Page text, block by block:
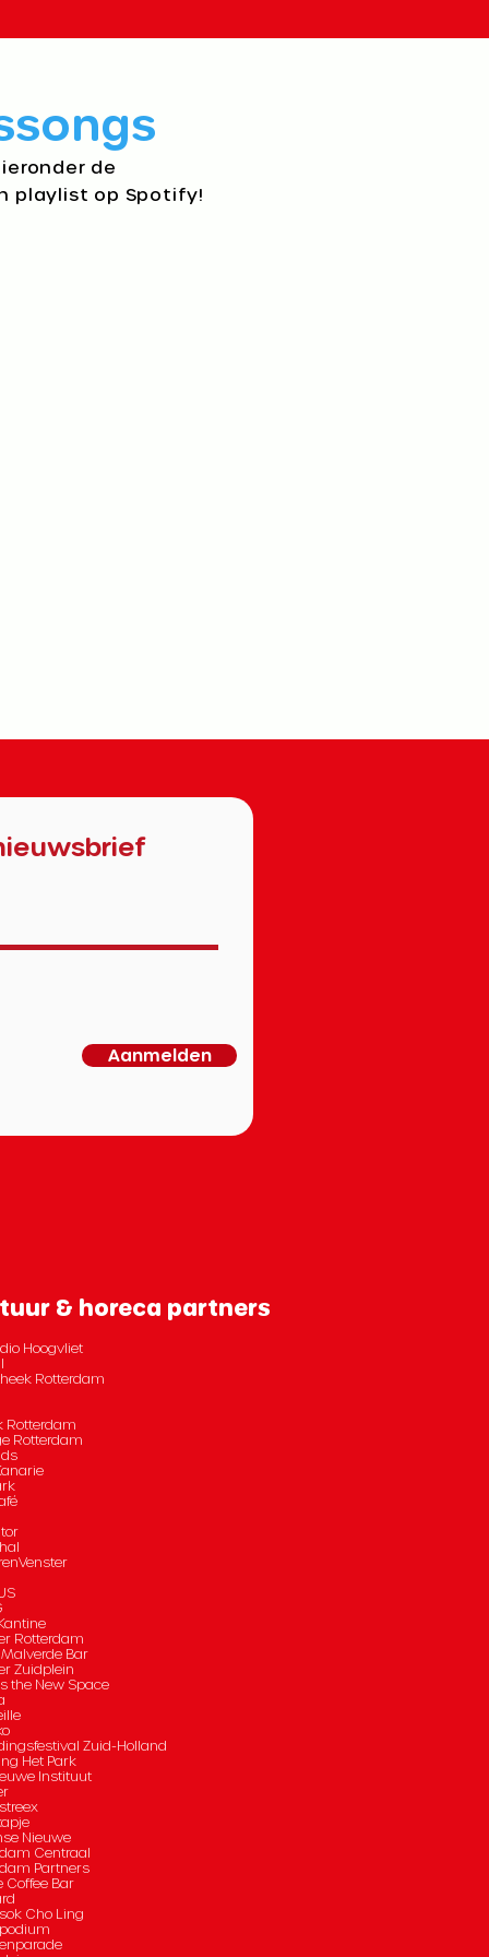
de
playlist op Spotify!
Aanmelden
& horeca partners
Hoogvliet
Rotterdam
Rotterdam
Rotterdam
Rotterdam
Bar
Zuidplein
the New Space
Zuid-Holland
Het Park
Instituut
Nieuwe
Centraal
Partners
Coffee Bar
Cho Ling